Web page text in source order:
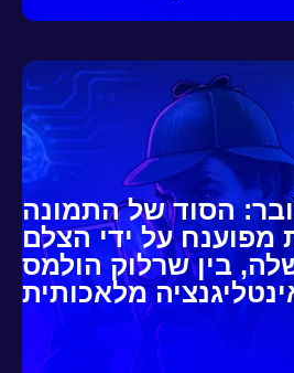
הסוד של התמונה
מפוענח על ידי הצלם
בין שרלוק הולמס
מלאכותית